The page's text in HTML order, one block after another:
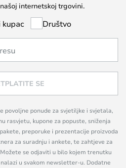
internetskoj trgovini.
Društvo
SE
povoljne ponude za svjetiljke i svjetala,
rasvjetu, kupone za popuste, sniženja
preporuke i prezentacije proizvoda
za suradnju i ankete, te zahtjeve za
se odjaviti u bilo kojem trenutku
u svakom newsletter-u. Dodatne